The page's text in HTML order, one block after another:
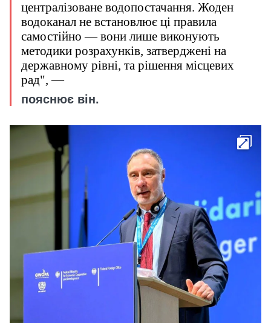
централізоване водопостачання. Жоден
водоканал не встановлює ці правила
самостійно — вони лише виконують
методики розрахунків, затверджені на
державному рівні, та рішення місцевих
рад", —
пояснює він.